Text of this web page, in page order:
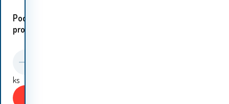
Podobné
proudukty:
ks